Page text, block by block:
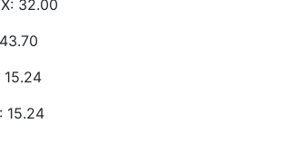
32.00
15.24
15.24